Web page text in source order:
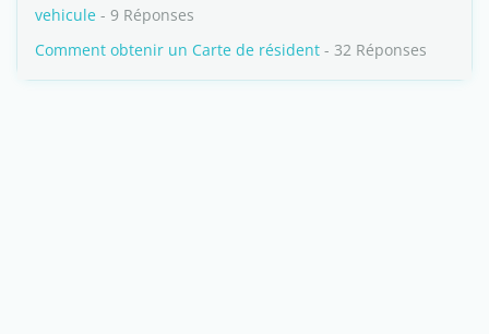
vehicule - 9 Réponses
Comment obtenir un Carte de résident - 32 Réponses